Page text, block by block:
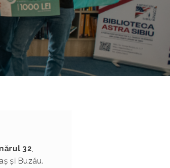
32,
și Buzău.